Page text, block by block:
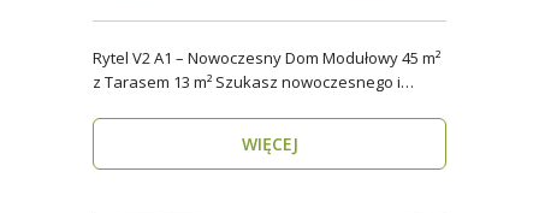
Rytel V2 A1 – Nowoczesny Dom Modułowy 45 m²
z Tarasem 13 m² Szukasz nowoczesnego i
WIĘCEJ